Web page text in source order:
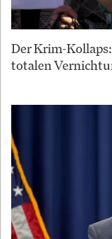
Der Krim-
totalen